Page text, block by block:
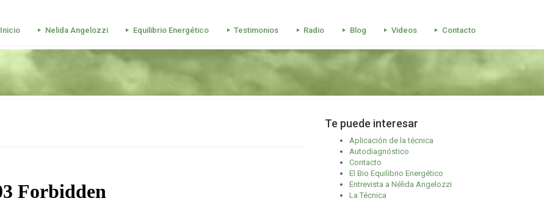
Inicio Nelida Angelozzi Equilibrio Energético Testimonios Radio Blog Videos Contacto
Te puede interesar
Aplicación de la técnica
Autodiagnóstico
Contacto
El Bio Equilibrio Energético
Entrevista a Nélida Angelozzi
La Técnica